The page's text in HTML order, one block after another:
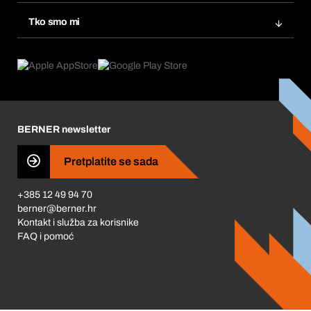
Ponovno naručivanje
Pretplate
Tražitelji proizvoda
Tko smo mi
Što nas pokreće
Business Conduct
BERNER newsletter
Pretplatite se sada
+385 12 49 94 70
berner@berner.hr
Kontakt i služba za korisnike
FAQ i pomoć